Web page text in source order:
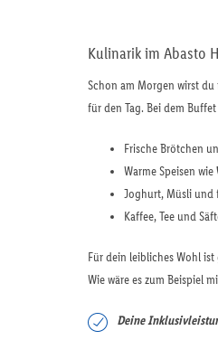
Kulinarik im Abasto
Schon am Morgen wirst du
für den Tag. Bei dem
Frische Brötchen
Warme Speisen wie
Joghurt, Müsli und
Kaffee, Tee und
Für dein leibliches Wohl
Wie wäre es zum Beispiel
Deine